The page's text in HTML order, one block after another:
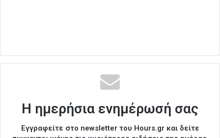
Η ημερήσια ενημέρωσή σας
Εγγραφείτε στο newsletter του Hours.gr και δείτε